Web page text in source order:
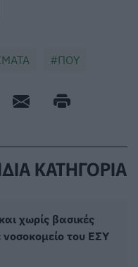
ΠΟΥ
ΚΑΤΗΓΟΡΙΑ
χωρίς βασικές
νοσοκομείο του ΕΣΥ